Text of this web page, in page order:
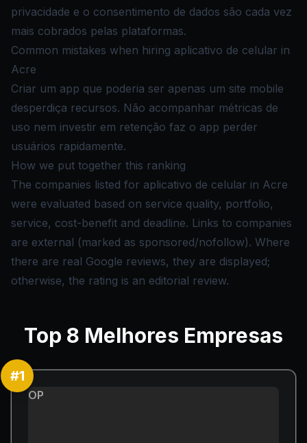
privacidade e o consentimento de dados são cada vez
mais cobrados pelas plataformas.
Common mistakes when hiring aplicativo de celular in
Acre
Criar um app que poderia ser apenas um site mobile
desperdiça recursos. Não acompanhar métricas de
uso nem investir em retenção faz o app perder
usuários rapidamente.
How we put together this ranking
The companies listed for aplicativo de celular in Acre
were evaluated based on service quality, portfolio,
service, cost-benefit and deadline. Links to companies
are external (marked as sponsored/nofollow). Where
there are real Google reviews, they are displayed;
otherwise, the rating is an editorial review.
Top 8 Melhores Empresas
#1
OP